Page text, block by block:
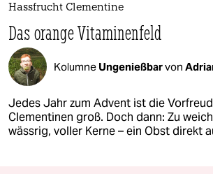
Hassfrucht Clementine
Das orange Vitaminenfeld
Kolumne Ungenießbarvon
Jedes Jahr zum Advent ist die
Clementinen groß. Doch dann: Zu
wässrig, voller Kerne – ein Obst direkt